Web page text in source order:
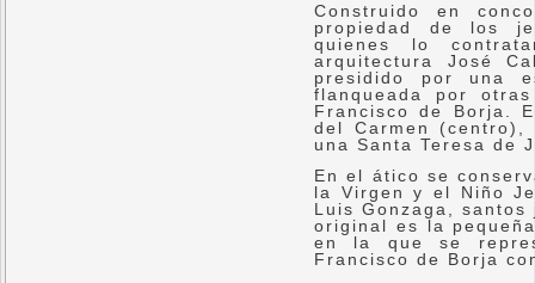
Construido en
propiedad de los
quienes lo
arquitectura José
presidido por una
flanqueada por
Francisco de Borja.
del Carmen
una Santa Teresa de
En el ático se
la Virgen y el Niño
Luis Gonzaga,
original es la
en la que se
Francisco de Borja